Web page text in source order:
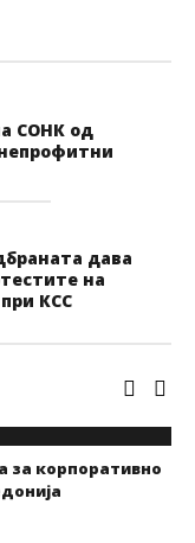
СОНК од
дава
на
КСС
корпоративно